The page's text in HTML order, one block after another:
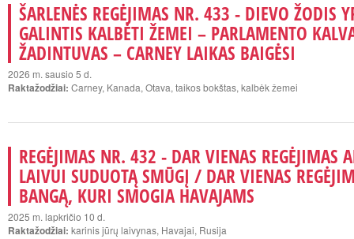
ŠARLENĖS REGĖJIMAS NR. 433 - DIEVO ŽODIS
GALINTIS KALBĖTI ŽEMEI – PARLAMENTO
ŽADINTUVAS – CARNEY LAIKAS BAIGĖSI
2026 m. sausio 5 d.
Raktažodžiai: Carney, Kanada, Otava, taikos bokštas, kalbėk žemei
REGĖJIMAS NR. 432 - DAR VIENAS REGĖJIMAS
LAIVUI SUDUOTĄ SMŪGĮ / DAR VIENAS
BANGĄ, KURI SMOGIA HAVAJAMS
2025 m. lapkričio 10 d.
Raktažodžiai: karinis jūrų laivynas, Havajai, Rusija